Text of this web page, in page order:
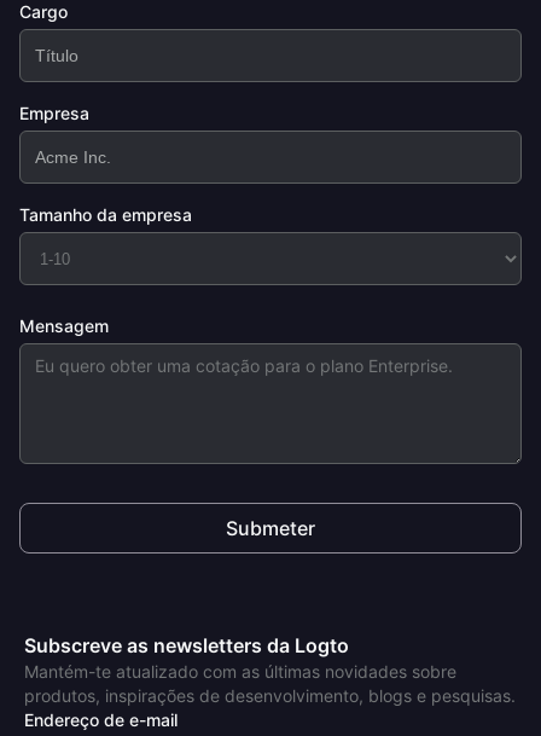
Cargo
Empresa
Tamanho da empresa
Mensagem
Submeter
Subscreve as newsletters da Logto
Mantém-te atualizado com as últimas novidades sobre
produtos, inspirações de desenvolvimento, blogs e pesquisas.
Endereço de e-mail